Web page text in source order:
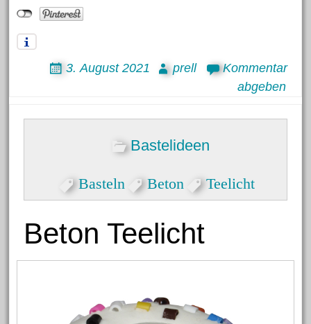
3. August 2021 prell
Kommentar
abgeben
Bastelideen
Basteln Beton Teelicht
Beton Teelicht